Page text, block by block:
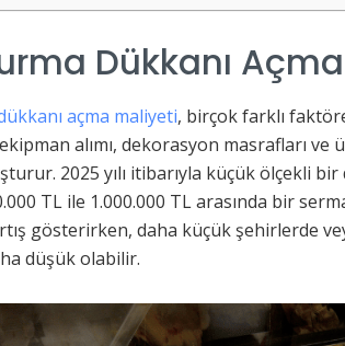
Dükkanı
açma maliyeti, birçok farklı
alımı, dekorasyon masrafları
2025 yılı itibarıyla küçük ölçekli bir
TL ile 1.000.000 TL arasında bir
gösterirken, daha küçük şehirlerde
düşük olabilir.